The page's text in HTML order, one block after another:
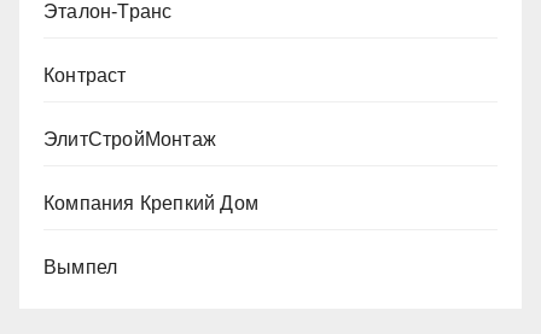
Эталон-Транс
Контраст
ЭлитСтройМонтаж
Компания Крепкий Дом
Вымпел